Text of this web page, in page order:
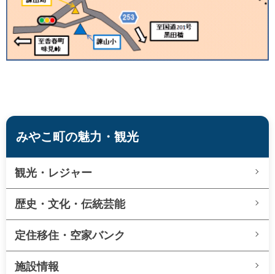
みやこ町の魅力・観光
観光・レジャー
歴史・文化・伝統芸能
定住移住・空家バンク
施設情報